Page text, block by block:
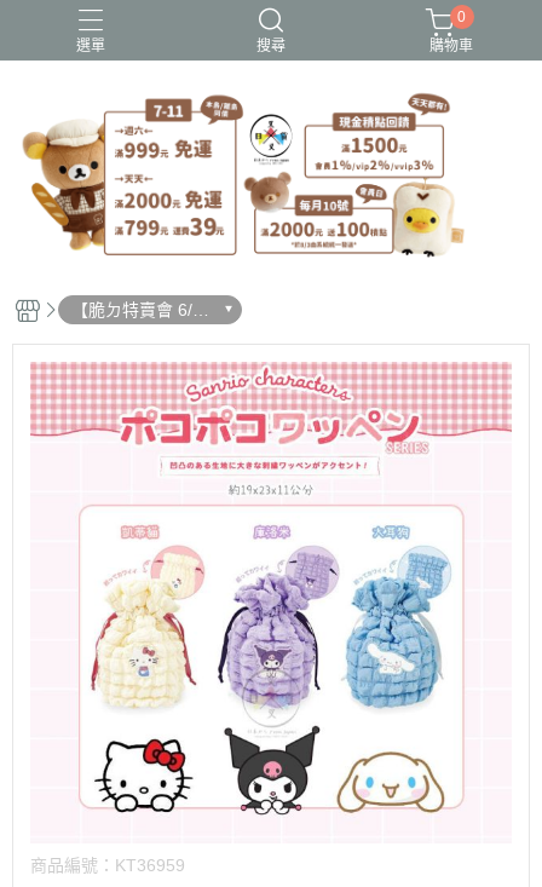
選單 搜尋
史努比歐拉夫 吉伊卡哇 憂傷馬戲團
拉拉熊
迪士尼-玩具總動員
0
購物車
【脆ㄉ特賣會 6/19
更新】
商品編號： KT36959